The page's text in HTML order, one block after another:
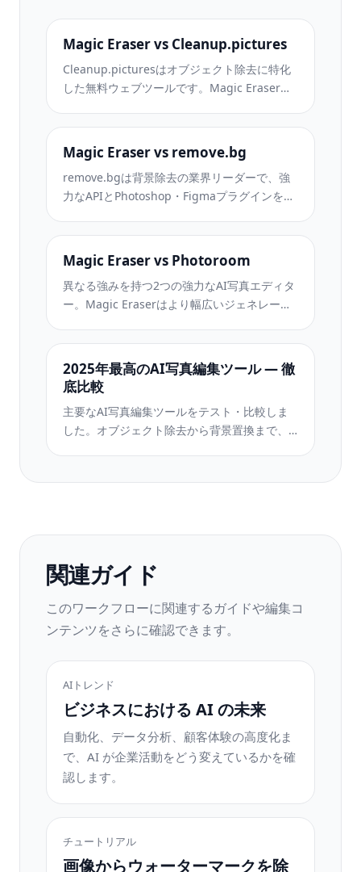
Magic Eraser vs Cleanup.pictures
Cleanup.picturesはオブジェクト除去に特化
した無料ウェブツールです。Magic Eraserは8
処理機能を備えています。両者の違いをご覧
ください。
Magic Eraser vs remove.bg
remove.bgは背景除去の業界リーダーで、強
力なAPIとPhotoshop・Figmaプラグインを提
除去、生成塗りつぶし、AI高画質化、デザイ
ンなど8つのAIツールを1つのエディターに統
合しています。
Magic Eraser vs Photoroom
異なる強みを持つ2つの強力なAI写真エディタ
ー。Magic Eraserはより幅広いジェネレーテ
ス商品撮影とバッチ処理に優れています。あ
なたのワークフローに合うのはどちらか確認
しましょう。
2025年最高のAI写真編集ツール — 徹
底比較
主要なAI写真編集ツールをテスト・比較しま
した。オブジェクト除去から背景置換まで、
関連ガイド
このワークフローに関連するガイドや編集コ
ンテンツをさらに確認できます。
AIトレンド
ビジネスにおける AI の未来
自動化、データ分析、顧客体験の高度化ま
で、AI が企業活動をどう変えているかを確
認します。
チュートリアル
画像からウォーターマークを除